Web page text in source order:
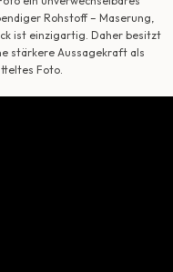
Rohstoff – Maserung,
ist einzigartig. Daher besitzt
stärkere Aussagekraft als
Foto.